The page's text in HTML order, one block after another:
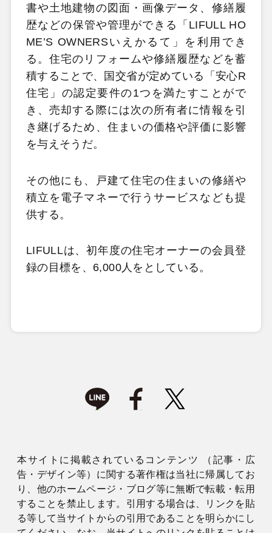
書や土地建物の図面・画像データ、修繕履
歴などの保管や管理ができる「LIFULL HO
ME’S OWNERSいえかるて」を利用でき
る。住宅のリフォームや修繕履歴などを蓄
積することで、国交省が定めている「安心R
住宅」の認定要件の1つを満たすことがで
き、売却する際には次の所有者に情報を引
き継げるため、住まいの価格や評価に影響
を与えそうだ。
その他にも、戸建て住宅の住まいの修繕や
積立を電子マネーで行うサービスなども提
供する。
LIFULLは、初年度の住宅オーナーの会員登
録の目標を、6,000人をとしている。
本サイトに掲載されているコンテンツ （記事・広
告・デザイン等）に関する著作権は当社に帰属してお
り、他のホームページ・ブログ等に無断で転載・転用
することを禁止します。引用する場合は、リンクを貼
る等して当サイトからの引用であることを明らかにし